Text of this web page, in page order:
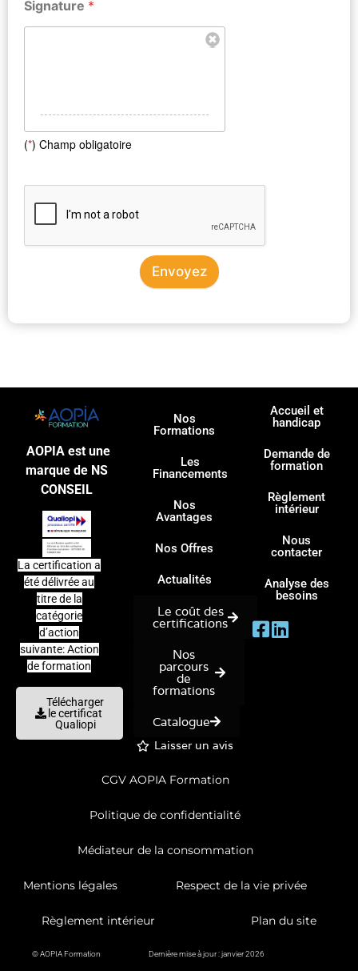
Signature *
(*) Champ obligatoire
Envoyez
AOPIA est une
marque de NS
CONSEIL
La certification a
été délivrée au
titre de la
catégorie
d’action
suivante: Action
de formation
Télécharger
le certificat
Qualiopi
Nos
Formations
Les
Financements
Nos
Avantages
Nos Offres
Actualités
Le coût des
certifications
Nos
parcours
de
formations
Catalogue
Laisser un avis
Accueil et
handicap
Demande de
formation
Règlement
intérieur
Nous
contacter
Analyse des
besoins
CGV AOPIA Formation
Politique de confidentialité
Médiateur de la consommation
Mentions légales Respect de la vie privée
Règlement intérieur Plan du site
© AOPIA Formation Dernière mise à jour : janvier 2026